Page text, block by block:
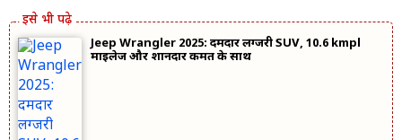
Jeep Wrangler 2025: दमदार लग्जरी SUV, 10.6 kmpl
माइलेज और शानदार कीमत के साथ